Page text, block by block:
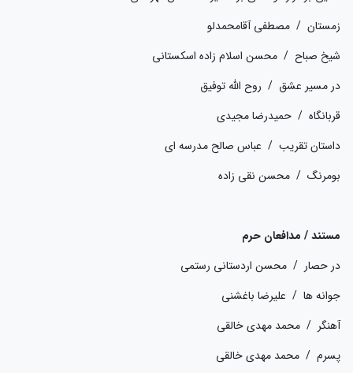
زمستان / مصطفی آقامحمدلو
شیخ صباح / محسن اسلام زاده اسکستانی
در مسیر عشق / روح الله توفیق
قربانگاه / حمیدرضا مجیدی
داستان تقریب / عباس صالح مدرسه ای
بومرنگ / محسن نقی زاده
مستند / مدافعان حرم
در حصار / محسن اردستانی رستمی
جوانه ها / علیرضا باغشنی
آهنگر / محمد مهدی خالقی
پسرم / محمد مهدی خالقی